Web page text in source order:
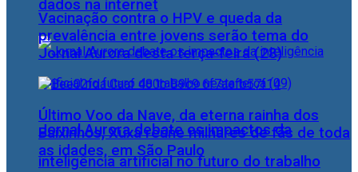
dados na internet
Jornal Aurora debate os impactos da
inteligência artificial no futuro do trabalho
Vacinação contra o HPV e queda da
prevalência entre jovens serão tema do
Jornal Aurora desta terça-feira (28)
Último Voo da Nave, da eterna rainha dos
Baixinhos, Xuxa reúne milhares de fãs de toda
as idades, em São Paulo